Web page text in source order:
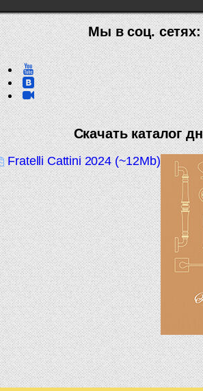
Мы в соц. сетях:
Скачать каталог
Fratelli Cattini 2024 (~12Mb)